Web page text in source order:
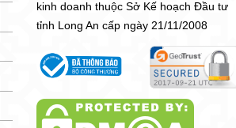
kinh doanh thuộc Sở Kế hoạch Đầu tư
tỉnh Long An cấp ngày 21/11/2008